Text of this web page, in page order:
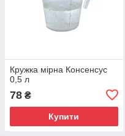
Кружка мірна Консенсус
0,5 л
78 ₴
Купити